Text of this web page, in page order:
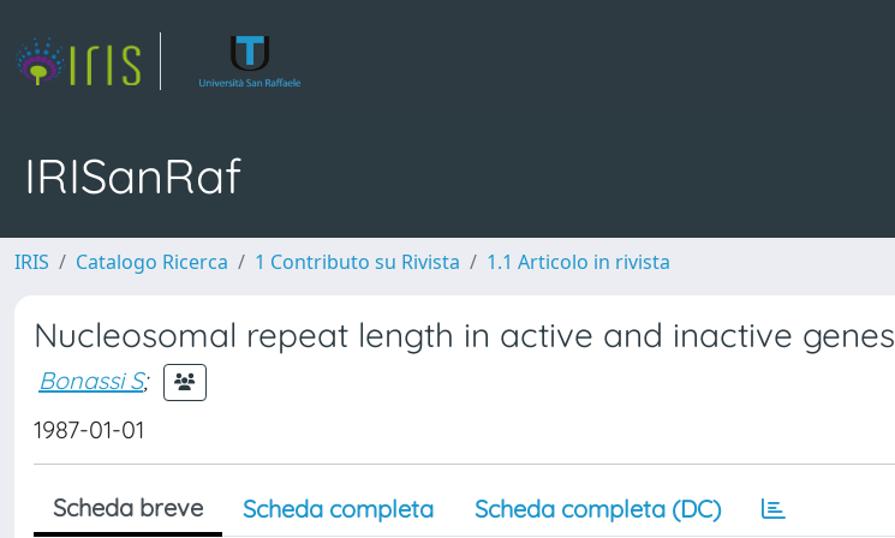
IRISanRaf
IRIS Catalogo Ricerca 1 Contributo su Rivista 1.1 Articolo in rivista
Nucleosomal repeat length in active and inactive genes
Bonassi S;
1987-01-01
Scheda breve Scheda completa Scheda completa (DC)